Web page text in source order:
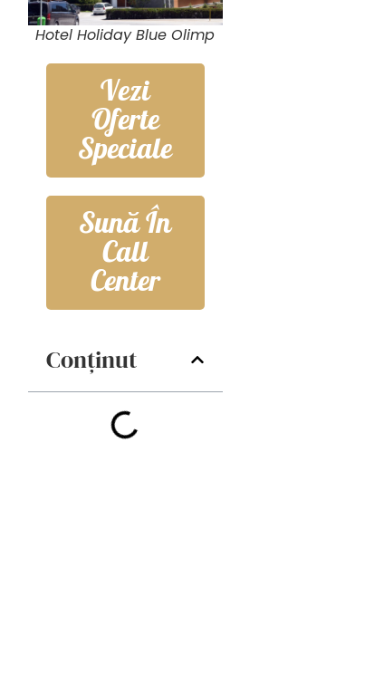
Hotel Holiday Blue Olimp
Vezi
Oferte
Speciale
Sună În
Call
Center
Conținut